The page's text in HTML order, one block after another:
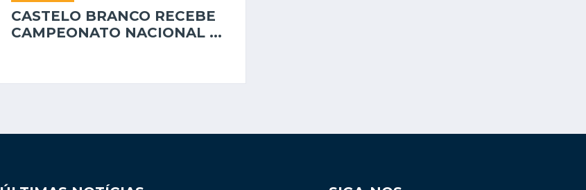
CASTELO BRANCO RECEBE
CAMPEONATO NACIONAL ...